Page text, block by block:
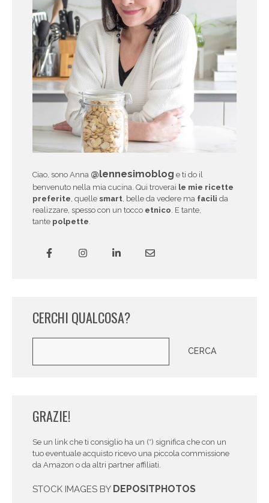
Ciao, sono Anna @lennesimoblog e ti do il
benvenuto nella mia cucina. Qui troverai le mie ricette
preferite, quelle smart, belle da vedere ma facili da
realizzare, spesso con un tocco etnico. E tante,
tante polpette.
CERCHI QUALCOSA?
CERCA
GRAZIE!
Se un link che ti consiglio ha un (*) significa che con un
tuo eventuale acquisto ricevo una piccola commissione
da Amazon o da altri partner affiliati.
STOCK IMAGES BY DEPOSITPHOTOS